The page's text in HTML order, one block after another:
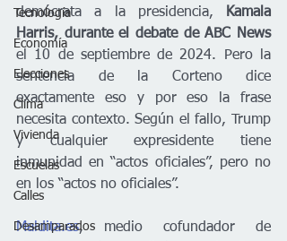
Tecnología
Economía
Elecciones
Clima
Vivienda
Escuelas
Calles
Desamparados
demócrata a la presidencia, Kamala
Harris, durante el debate de ABC News
el 10 de septiembre de 2024. Pero la
sentencia de la Corteno dice
exactamente eso y por eso la frase
necesita contexto. Según el fallo, Trump
y cualquier expresidente tiene
inmunidad en “actos oficiales”, pero no
en los “actos no oficiales”.
Maldita.es